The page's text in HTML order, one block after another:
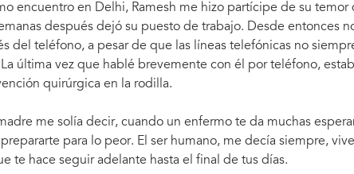
encuentro en Delhi, Ramesh me hizo partícipe de su
después dejó su puesto de trabajo. Desde entonces
del teléfono, a pesar de que las líneas telefónicas no
última vez que hablé brevemente con él por teléfono,
quirúrgica en la rodilla.
me solía decir, cuando un enfermo te da muchas
para lo peor. El ser humano, me decía siempre,
te hace seguir adelante hasta el final de tus días.